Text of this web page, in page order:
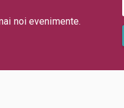
noi evenimente.